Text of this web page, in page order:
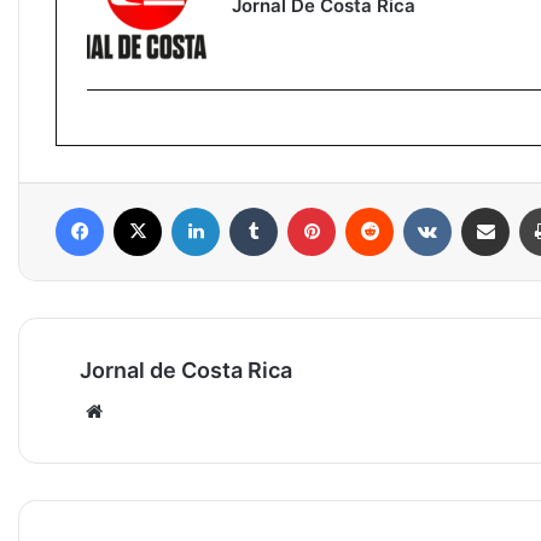
Jornal De Costa Rica
Facebook Linkedin Tumblr Pinterest Reddit Compartilhar via e-mail
Jornal de Costa Rica